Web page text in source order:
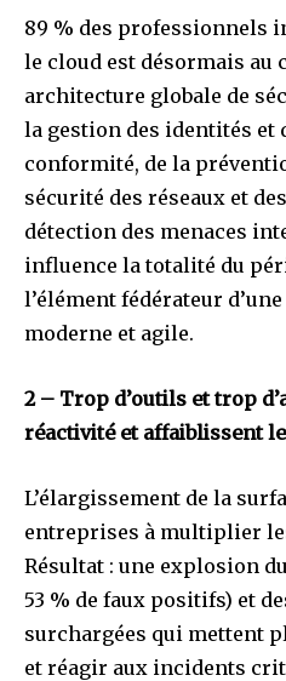
89 % des professionnels
le cloud est désormais au
architecture globale de
la gestion des identités et
conformité, de la
sécurité des réseaux et
détection des menaces
influence la totalité du
l’élément fédérateur
moderne et agile.
2 – Trop d’outils et trop
réactivité et affaiblissent
L’élargissement de la
entreprises à multiplier
Résultat : une explosion
53 % de faux positifs) et
surchargées qui mettent
et réagir aux incidents